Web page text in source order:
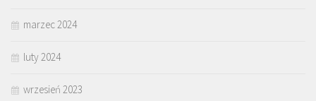
marzec 2024
luty 2024
wrzesień 2023